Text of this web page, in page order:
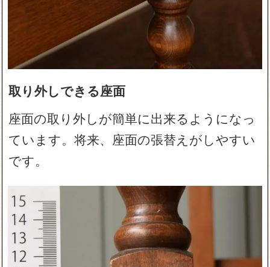
取り外しできる座面
座面の取り外しが簡単に出来るようになっ
ています。将来、座面の張替えがしやすい
です。